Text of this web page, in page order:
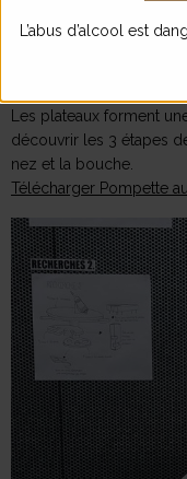
moment de l’apéritif
Les plateaux forment
découvrir les 3 étapes
nez et la bouche.
Télécharger Pompette
L’abus d’alcool est